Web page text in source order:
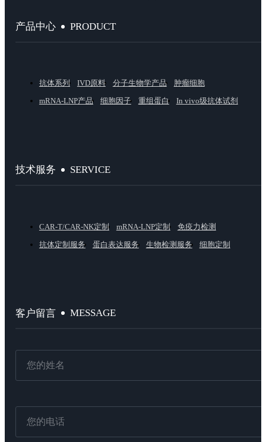
产品中心 PRODUCT
抗体系列 IVD原料 分子生物学产品
肿瘤细胞
mRNA-LNP产品
细胞因子 重组蛋白 In vivo级抗体试剂
技术服务 SERVICE
CAR-T/CAR-NK定制 mRNA-LNP定制
免疫力检测
抗体定制服务
蛋白表达服务 生物检测服务 细胞定制
客户留言 MESSAGE